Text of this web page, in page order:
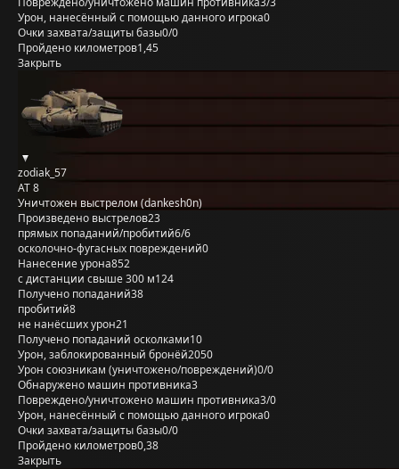
Урон, нанесённый с помощью данного игрока0
Очки захвата/защиты базы0/0
Пройдено километров1,45
Закрыть
zodiak_57
AT 8
Уничтожен выстрелом (dankesh0n)
Произведено выстрелов23
прямых попаданий/пробитий6/6
осколочно-фугасных повреждений0
Нанесение урона852
с дистанции свыше 300 м124
Получено попаданий38
пробитий8
не нанёсших урон21
Получено попаданий осколками10
Урон, заблокированный бронёй2050
Урон союзникам (уничтожено/повреждений)0/0
Обнаружено машин противника3
Повреждено/уничтожено машин противника3/0
Урон, нанесённый с помощью данного игрока0
Очки захвата/защиты базы0/0
Пройдено километров0,38
Закрыть